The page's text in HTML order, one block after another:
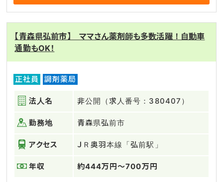
【青森県弘前市】 ママさん薬剤師も多数活躍！自動車
通勤もOK！
正社員 調剤薬局
法人名 非公開（求人番号：380407）
勤務地 青森県弘前市
アクセス ＪＲ奥羽本線「弘前駅」
年収 約444万円～700万円